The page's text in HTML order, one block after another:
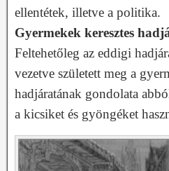
ellentétek, illetve a politika.
Gyermekek keresztes
Feltehetőleg az eddigi
vezetve született meg a
hadjáratának gondolata
a kicsiket és gyöngéket